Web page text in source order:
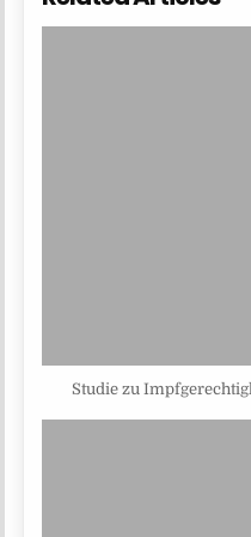
Studie zu